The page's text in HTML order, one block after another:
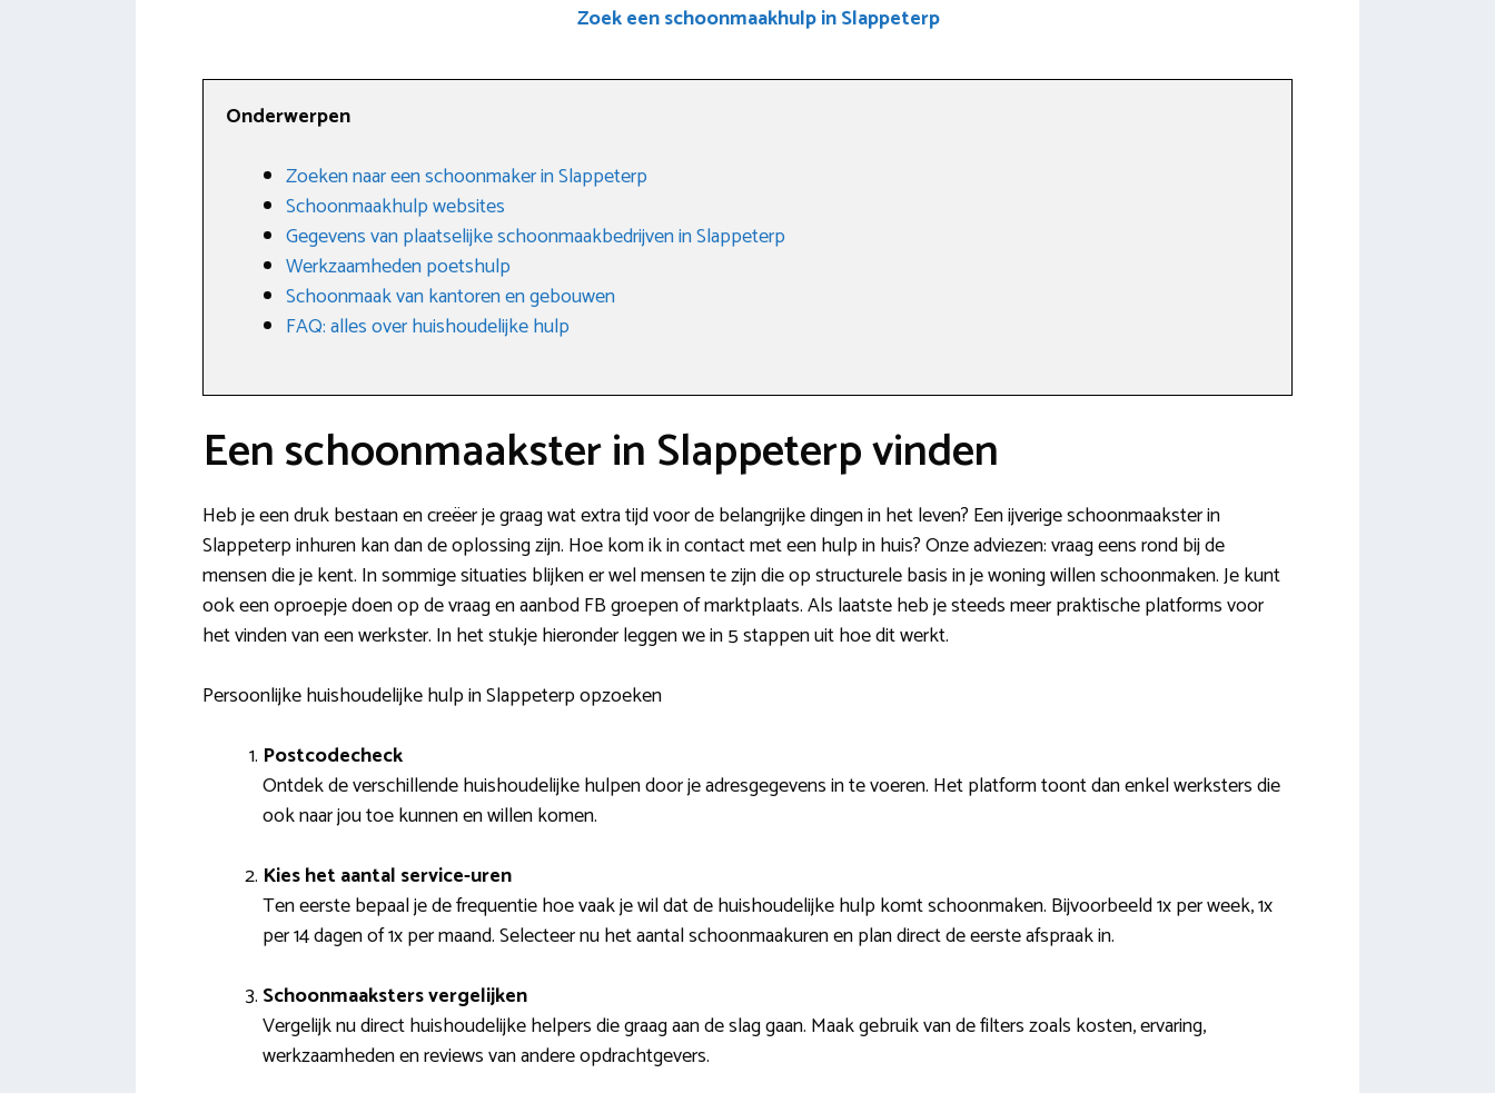
Zoek een schoonmaakhulp in Slappeterp
Onderwerpen
Zoeken naar een schoonmaker in Slappeterp
Schoonmaakhulp websites
Gegevens van plaatselijke schoonmaakbedrijven in Slappeterp
Werkzaamheden poetshulp
Schoonmaak van kantoren en gebouwen
FAQ: alles over huishoudelijke hulp
Een schoonmaakster in Slappeterp vinden
Heb je een druk bestaan en creëer je graag wat extra tijd voor de belangrijke dingen in het leven? Een ijverige schoonmaakster in
Slappeterp inhuren kan dan de oplossing zijn. Hoe kom ik in contact met een hulp in huis? Onze adviezen: vraag eens rond bij de
mensen die je kent. In sommige situaties blijken er wel mensen te zijn die op structurele basis in je woning willen schoonmaken. Je kunt
ook een oproepje doen op de vraag en aanbod FB groepen of marktplaats. Als laatste heb je steeds meer praktische platforms voor
het vinden van een werkster. In het stukje hieronder leggen we in 5 stappen uit hoe dit werkt.
Persoonlijke huishoudelijke hulp in Slappeterp opzoeken
Postcodecheck
Ontdek de verschillende huishoudelijke hulpen door je adresgegevens in te voeren. Het platform toont dan enkel werksters die
ook naar jou toe kunnen en willen komen.
Kies het aantal service-uren
Ten eerste bepaal je de frequentie hoe vaak je wil dat de huishoudelijke hulp komt schoonmaken. Bijvoorbeeld 1x per week, 1x
per 14 dagen of 1x per maand. Selecteer nu het aantal schoonmaakuren en plan direct de eerste afspraak in.
Schoonmaaksters vergelijken
Vergelijk nu direct huishoudelijke helpers die graag aan de slag gaan. Maak gebruik van de filters zoals kosten, ervaring,
werkzaamheden en reviews van andere opdrachtgevers.